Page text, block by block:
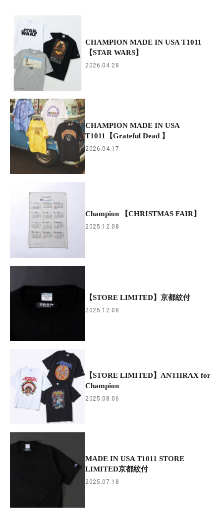
CHAMPION MADE IN USA T1011
【STAR WARS】
2026.04.28
CHAMPION MADE IN USA
T1011【Grateful Dead 】
2026.04.17
Champion 【CHRISTMAS FAIR】
2025.12.08
【STORE LIMITED】京都紋付
2025.12.08
【STORE LIMITED】ANTHRAX for
Champion
2025.08.06
MADE IN USA T1011 STORE
LIMITED京都紋付
2025.07.18